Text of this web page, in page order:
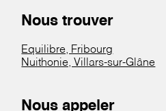
Nous trouver
Equilibre, Fribourg
Nuithonie, Villars-sur-Glâne
Nous appeler